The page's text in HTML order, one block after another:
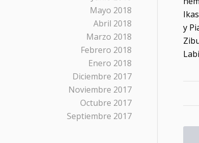
y
Mayo 2018
Abril 2018
Marzo 2018
Febrero 2018
Enero 2018
Diciembre 2017
Noviembre 2017
Octubre 2017
Septiembre 2017